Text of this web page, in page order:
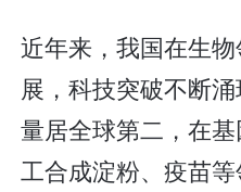
近年来，我国在生
展，科技突破不断
量居全球第二，在
工合成淀粉、疫苗